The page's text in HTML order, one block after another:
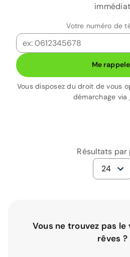
immédiat
Votre numéro de
Me
Vous disposez du droit de vous
démarchage via
Résultats par
24
Vous ne trouvez pas le
rêves ?